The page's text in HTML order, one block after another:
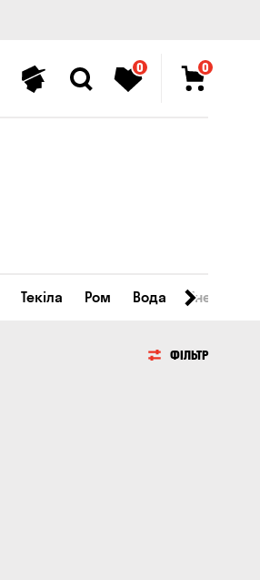
0 0
Текіла Ром Вода
ФІЛЬТР